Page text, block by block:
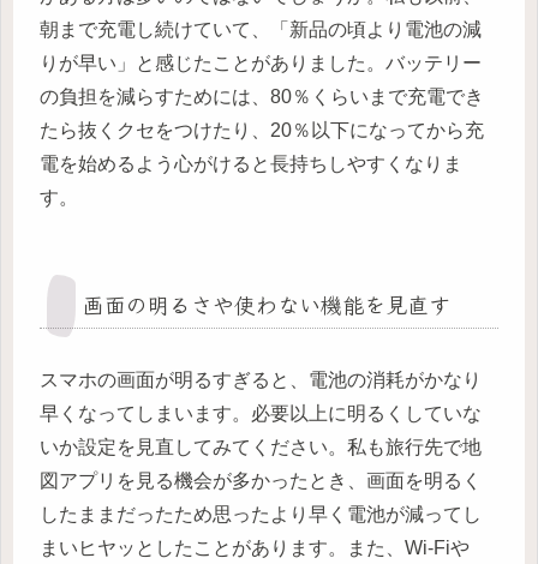
朝まで充電し続けていて、「新品の頃より電池の減
りが早い」と感じたことがありました。バッテリー
の負担を減らすためには、80％くらいまで充電でき
たら抜くクセをつけたり、20％以下になってから充
電を始めるよう心がけると長持ちしやすくなりま
す。
画面の明るさや使わない機能を見直す
スマホの画面が明るすぎると、電池の消耗がかなり
早くなってしまいます。必要以上に明るくしていな
いか設定を見直してみてください。私も旅行先で地
図アプリを見る機会が多かったとき、画面を明るく
したままだったため思ったより早く電池が減ってし
まいヒヤッとしたことがあります。また、Wi-Fiや